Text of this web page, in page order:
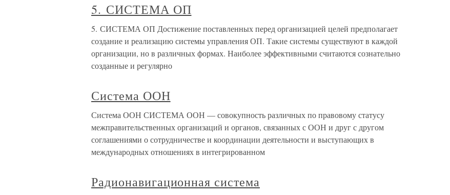
5. СИСТЕМА ОП
5. СИСТЕМА ОП Достижение поставленных перед организацией целей предполагает
создание и реализацию системы управления ОП. Такие системы существуют в каждой
организации, но в различных формах. Наиболее эффективными считаются сознательно
созданные и регулярно
Система ООН
Система ООН СИСТЕМА ООН — совокупность различных по правовому статусу
межправительственных организаций и органов, связанных с ООН и друг с другом
соглашениями о сотрудничестве и координации деятельности и выступающих в
международных отношениях в интегрированном
Радионавигационная система